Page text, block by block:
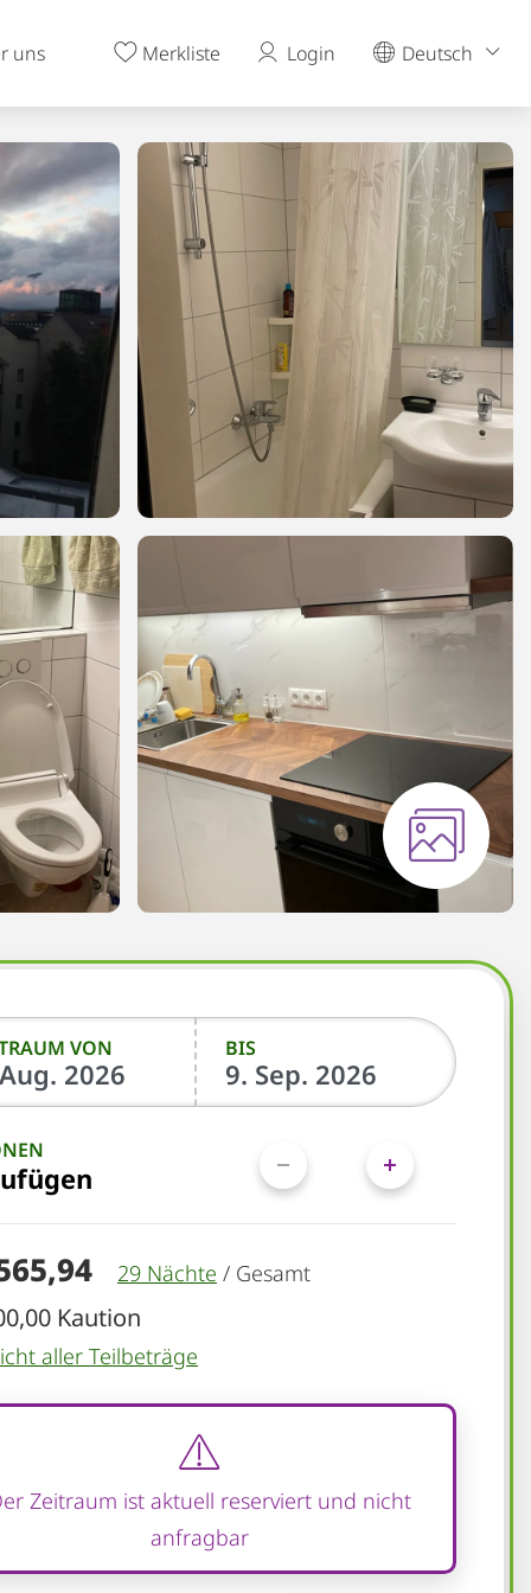
uns Merkliste Login Deutsch
VON BIS
29 Nächte / Gesamt
Kaution
aller Teilbeträge
Zeitraum ist aktuell reserviert und nicht
anfragbar